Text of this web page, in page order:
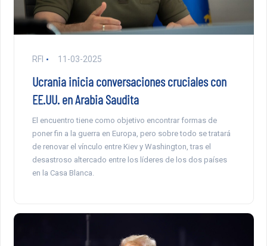
RFI 11-03-2025
Ucrania inicia conversaciones cruciales con
EE.UU. en Arabia Saudita
El encuentro tiene como objetivo encontrar formas de
poner fin a la guerra en Europa, pero sobre todo se tratará
de renovar el vínculo entre Kiev y Washington, tras el
desastroso altercado entre los líderes de los dos países
en la Casa Blanca.